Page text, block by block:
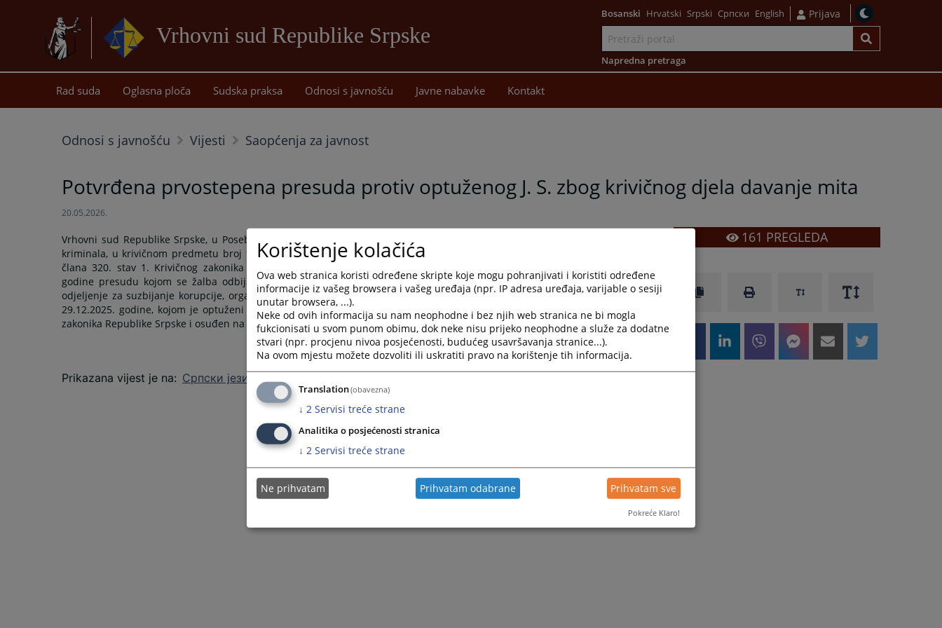
Vrhovni sud Republike Srpske
sadržaj
Bosanski Hrvatski Srpski Српски English Prijava
Napredna pretraga
Rad suda Oglasna ploča Sudska praksa Odnosi s javnošću Javne nabavke Kontakt
Odnosi s javnošću Vijesti Saopćenja za javnost
Potvrđena prvostepena presuda protiv optuženog J. S. zbog krivičnog djela davanje mita
20.05.2026.
Vrhovni sud Republike Srpske, u Posebnom vijeću za suzbijanje korupcije, organizovanog i najtežih oblika privrednog
kriminala, u krivičnom predmetu broj 11 0 K 037090 26 Kž protiv optuženog J. S. zbog krivičnog djela davanje mita iz
člana 320. stav 1. Krivičnog zakonika Republike Srpske, odlučujući o žalbi branioca optuženog, donio je 14.5.2026.
godine presudu kojom se žalba odbija kao neosnovana i potvrđuje presuda Okružnog suda u Banja Luci, Posebno
odjeljenje za suzbijanje korupcije, organizovanog i najtežih oblika privrednog kriminala broj 11 0 K 037090 25 K-p od
29.12.2025. godine, kojom je optuženi oglašen krivim bog krivičnog djela davanje mita iz člana 320. stav 1. Krivičnog
zakonika Republike Srpske i osuđen na kaznu zatvora u trajanju od osam mjeseci.
Prikazana vijest je na: Српски језик
161 PREGLEDA
Korištenje kolačića
Ova web stranica koristi određene skripte koje mogu pohranjivati i koristiti određene
informacije iz vašeg browsera i vašeg uređaja (npr. IP adresa uređaja, varijable o sesiji
unutar browsera, ...).
Neke od ovih informacija su nam neophodne i bez njih web stranica ne bi mogla
fukcionisati u svom punom obimu, dok neke nisu prijeko neophodne a služe za dodatne
stvari (npr. procjenu nivoa posjećenosti, budućeg usavršavanja stranice...).
Na ovom mjestu možete dozvoliti ili uskratiti pravo na korištenje tih informacija.
Translation(obavezna)
↓ 2 Servisi treće strane
Analitika o posjećenosti stranica
↓ 2 Servisi treće strane
Ne prihvatam Prihvatam odabrane Prihvatam sve
Pokreće Klaro!